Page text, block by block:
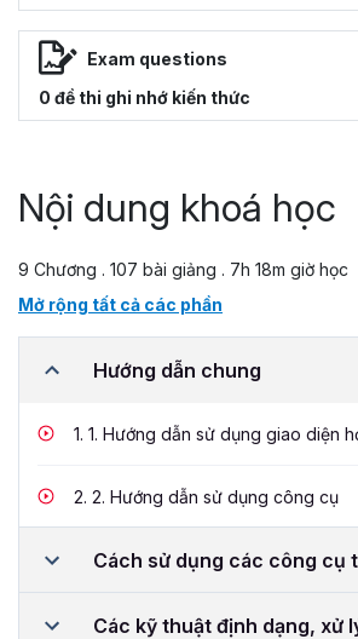
Exam questions
0 đề thi ghi nhớ kiến thức
Nội dung khoá học
9 Chương . 107 bài giảng . 7h 18m giờ học
Mở rộng tất cả các phần
Hướng dẫn chung
1. 1. Hướng dẫn sử dụng giao diện
2. 2. Hướng dẫn sử dụng công cụ
Cách sử dụng các công cụ
Các kỹ thuật định dạng, xử